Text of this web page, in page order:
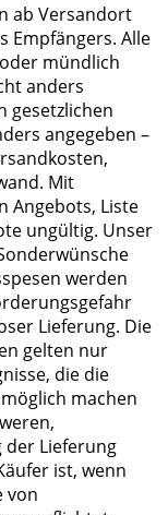
ab Versandort
Empfängers. Alle
mündlich
anders
gesetzlichen
angegeben –
Mit
Angebots, Liste
ungültig. Unser
werden
Lieferung. Die
gelten nur
die die
machen
der Lieferung
ist, wenn
von